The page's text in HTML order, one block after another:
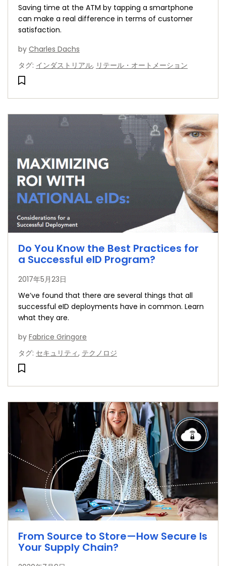
Saving time at the ATM by tapping a smartphone
can make a real difference in terms of customer
satisfaction.
by Charles Dachs
タグ: インダストリアル, リテール・オートメーション
Do You Know the Best Practices for
a Successful eID Program?
2017年5月23日
We’ve found that there are several things that all
successful eID deployments have in common. Learn
what they are.
by Fabrice Gringore
タグ: セキュリティ, テクノロジ
From Source to Store—How Secure Is
Your Supply Chain?